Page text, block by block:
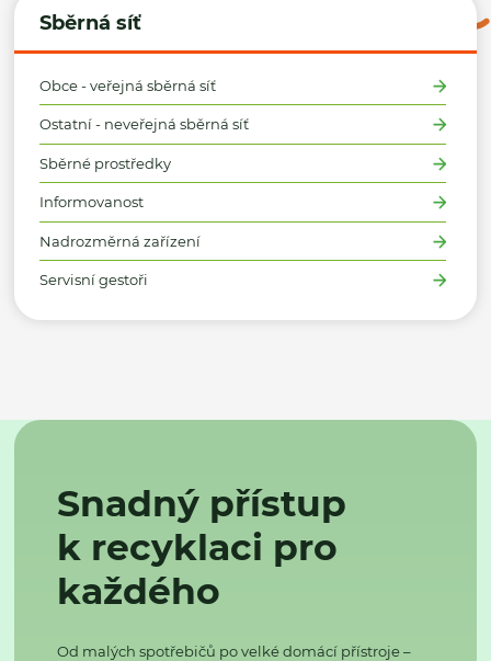
Sběrná síť
Obce - veřejná sběrná síť
Ostatní - neveřejná sběrná síť
Sběrné prostředky
Informovanost
Nadrozměrná zařízení
Servisní gestoři
Snadný přístup
k recyklaci pro
každého
Od malých spotřebičů po velké domácí přístroje –